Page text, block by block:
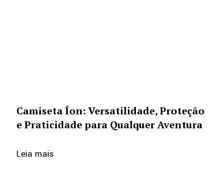
Camiseta Íon: Versatilidade, Proteção
e Praticidade para Qualquer Aventura
Leia mais